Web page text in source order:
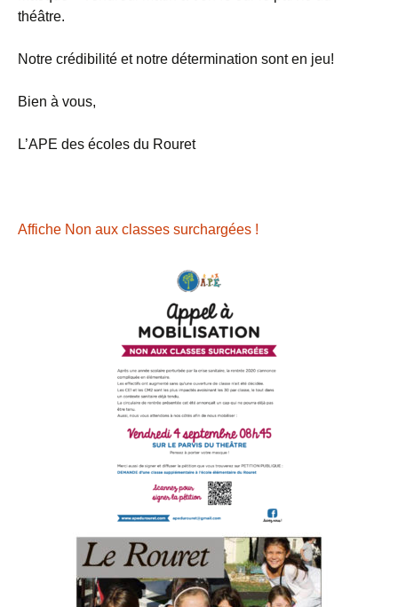
théâtre.
Notre crédibilité et notre détermination sont en jeu!
Bien à vous,
L’APE des écoles du Rouret
Affiche Non aux classes surchargées !